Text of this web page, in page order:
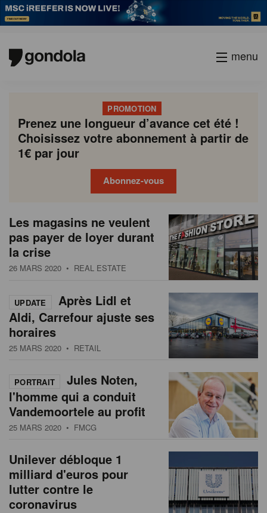
menu
PROMOTION
Prenez une longueur d’avance cet été !
Choisissez votre abonnement à partir de
1€ par jour
Abonnez-vous
N
e
w
s
Les magasins ne veulent
pas payer de loyer durant
la crise
26 MARS 2020 • REAL ESTATE
UPDATE
Après Lidl et
Aldi, Carrefour ajuste ses
horaires
25 MARS 2020 • RETAIL
PORTRAIT
Jules Noten,
l'homme qui a conduit
Vandemoortele au profit
25 MARS 2020 • FMCG
Unilever débloque 1
milliard d'euros pour
lutter contre le
coronavirus
P
a
g
i
a
t
i
o
n
Previous
page
Page
Page
Page
Page
Current
page
Page
Page
Page
Page
Next
page
academy
society